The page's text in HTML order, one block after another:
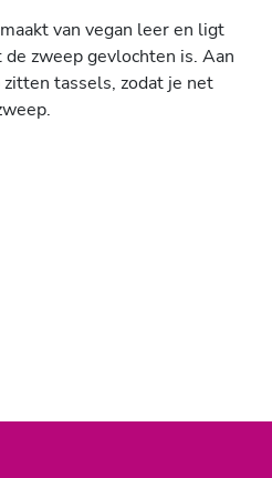
van vegan leer en ligt
zweep gevlochten is. Aan
tassels, zodat je net